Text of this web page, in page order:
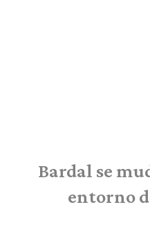
Bardal se
entorno